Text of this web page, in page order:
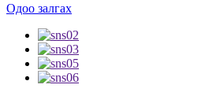
Одоо залгах